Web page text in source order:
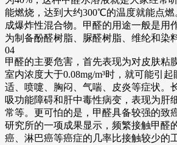
能燃烧，达到大约300℃的温度就能点
成爆炸性混合物。甲醛的用途一般是用
为制备酚醛树脂、脲醛树脂、维纶和染
04
甲醛的主要危害，首先表现为对皮肤粘
室内浓度大于0.08mg/m³时，就可能引
适、喷嚏、胸闷、气喘、皮炎等症状。
吸功能障碍和肝中毒性病变，表现为肝
常等。更可怕的是，甲醛具备较强的致
研究所的一项成果显示，频繁接触甲醛
癌、淋巴癌等癌症的几率比接触较少的